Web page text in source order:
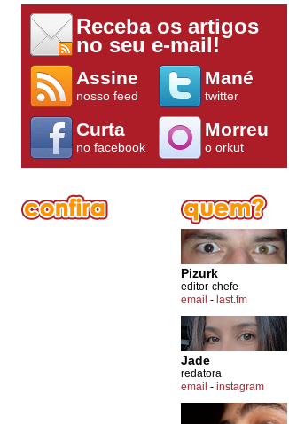
Receba os artigos
no seu e-mail!
Assine
nosso feed
Mané
twitter
Curta
no facebook
Morreu
o orkut
Pizurk
editor-chefe
email - last.fm
Jade
redatora
email - instagram